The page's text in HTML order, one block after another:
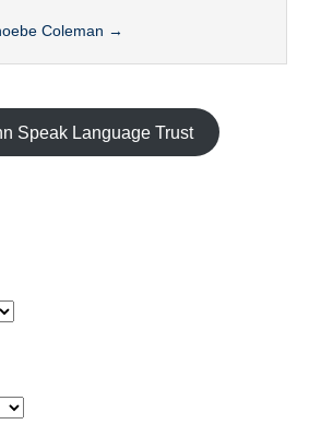
Coleman →
Speak Language Trust